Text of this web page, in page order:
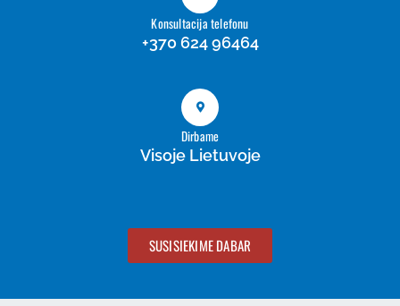
Konsultacija telefonu
+370 624 96464
Dirbame
Visoje Lietuvoje
SUSISIEKIME DABAR